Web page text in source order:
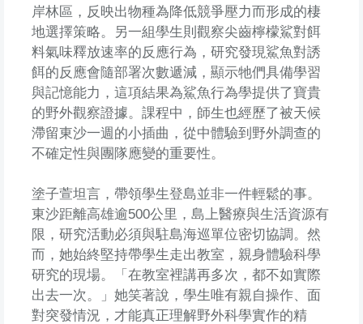
岸林區，反映出物種為降低競爭壓力而形成的棲
地選擇策略。另一組學生則觀察尖齒檸檬鯊對餌
料氣味釋放速率的反應行為，研究發現鯊魚對誘
餌的反應會隨部署次數遞減，顯示牠們具備學習
與記憶能力，這項結果為鯊魚行為學提供了寶貴
的野外觀察證據。課程中，師生也經歷了被天候
滯留東沙一週的小插曲，從中體驗到野外調查的
不確定性與團隊應變的重要性。
塗子萱坦言，帶領學生登島並非一件輕鬆的事。
東沙距離高雄逾500公里，島上醫療與生活資源有
限，研究活動必須與駐島海巡單位密切協調。然
而，她始終堅持帶學生走出教室，親身體驗科學
研究的現場。「在教室裡講再多次，都不如實際
出去一次。」她笑著說，學生唯有親自操作、面
對突發情況，才能真正理解野外科學實作的精